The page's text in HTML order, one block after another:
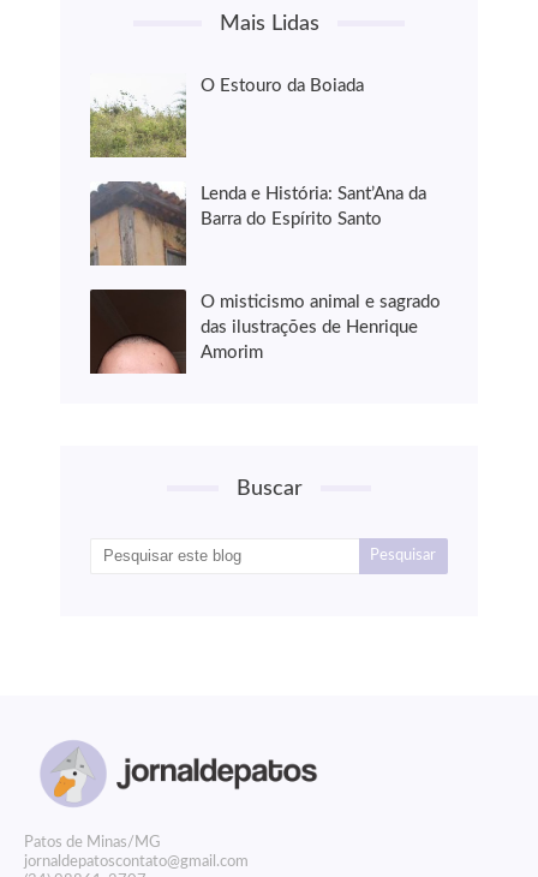
Mais Lidas
O Estouro da Boiada
Lenda e História: Sant’Ana da
Barra do Espírito Santo
O misticismo animal e sagrado
das ilustrações de Henrique
Amorim
Buscar
Patos de Minas/MG
jornaldepatoscontato@gmail.com